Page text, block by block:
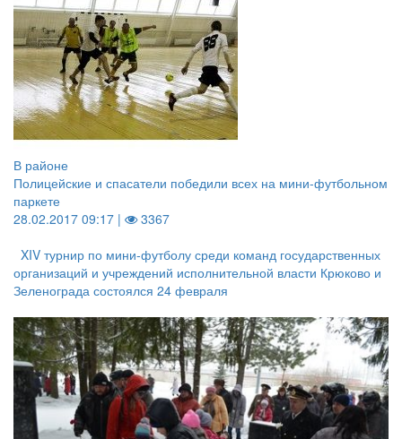
В районе
Полицейские и спасатели победили всех на мини-футбольном
паркете
28.02.2017 09:17 |
3367
XIV турнир по мини-футболу среди команд государственных
организаций и учреждений исполнительной власти Крюково и
Зеленограда состоялся 24 февраля